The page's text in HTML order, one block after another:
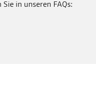
in unseren FAQs: